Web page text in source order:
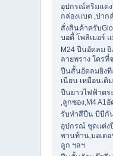
อุปกรณ์สริมแต่
กล่องแบต ,ปาก
สั่งสินค้าครับ
บอดี้ โพลิเมอร์
M24 ปืนอัดลม
ลายพราง ใครที่
ปืนสั้นอัดลมยิงที
เนียน เหมือนเดิ
ปืนยาวไฟฟ้าตระ
,ลูกซอง,M4 A1
รับทำสีปืน บีบีกั
อุปกรณ์ ชุดแต่ง
พานท้าน,มอเตอ
ลูก ฯลฯ